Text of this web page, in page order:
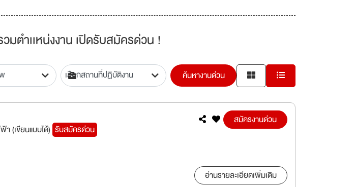
มตำเเหน่งงาน เปิดรับสมัครด่วน !
ค้นหางานด่วน
(เขียนแบบได้) รับสมัครด่วน
สมัครงานด่วน
อ่านรายละเอียดเพิ่มเติม